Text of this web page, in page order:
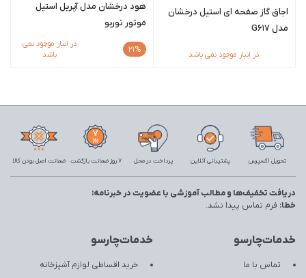
اجاق گاز صفحه ای استیل درخشان
مدل G617
در انبار موجود نمی باشد
هود درخشان مدل آپریل استیل
موتور توربو
21%
در انبار موجود نمی
باشد
تحویل اکسپرس پشتیبانی آنلاین پرداخت در محل 7 روز ضمانت بازگشت ضمانت اصل بودن کالا
خدمات‌چارسو
تماس با ما
خدمات‌چارسو
خرید اقساطی لوازم آشپزخانه
دریافت تخفیف‌ها و مطالب آموزشی با عضویت در خبرنامه:
خطا: فرم تماس پیدا نشد.